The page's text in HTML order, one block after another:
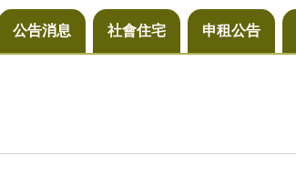
公告消息 社會住宅 申租公告